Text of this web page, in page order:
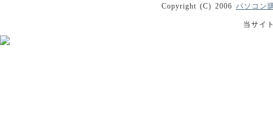
Copyright (C) 2006 パソコン
当サイ